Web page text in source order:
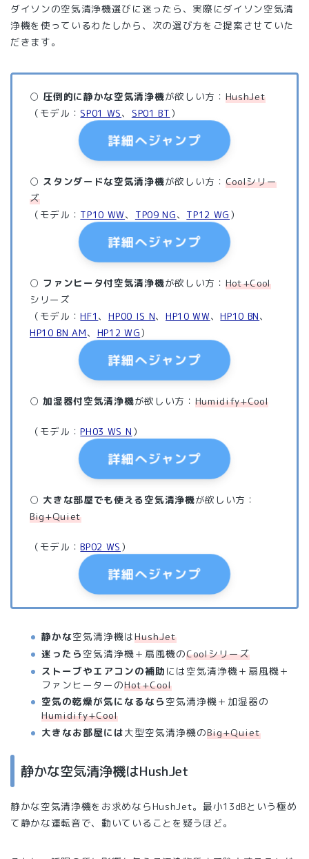
ダイソンの空気清浄機選びに迷ったら、実際にダイソン空気清
浄機を使っているわたしから、次の選び方をご提案させていた
だきます。
○ 圧倒的に静かな空気清浄機が欲しい方： HushJet
（モデル： SP01 WS、 SP01 BT ）
詳細へジャンプ
○ スタンダードな空気清浄機が欲しい方： Coolシリー
ズ
（モデル： TP10 WW、 TP09 NG、 TP12 WG ）
詳細へジャンプ
○ ファンヒータ付空気清浄機が欲しい方： Hot+Cool
シリーズ
（モデル：HF1 、HP00 IS N、 HP10 WW、HP10 BN、
HP10 BN AM、 HP12 WG）
詳細へジャンプ
○加湿器付空気清浄機が欲しい方： Humidify+Cool
（モデル：PH03 WS N ）
詳細へジャンプ
○ 大きな部屋でも使える空気清浄機が欲しい方：
Big+Quiet
（モデル：BP02 WS ）
詳細へジャンプ
静かな空気清浄機はHushJet
迷ったら 空気清浄機＋扇風機のCoolシリーズ
ストーブやエアコンの補助 には空気清浄機＋扇風機＋
ファンヒーターのHot+Cool
空気の乾燥が気になるなら 空気清浄機＋加湿器の
Humidify+Cool
大きなお部屋には大型空気清浄機のBig+Quiet
静かな空気清浄機はHushJet
静かな空気清浄機をお求めならHushJet。最小13dBという極め
て静かな運転音で、動いていることを疑うほど。